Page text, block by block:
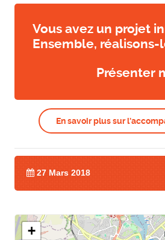
Vous avez un projet
Ensemble, réalisons-
Présenter
En savoir plus sur
27 Mars 2018
+